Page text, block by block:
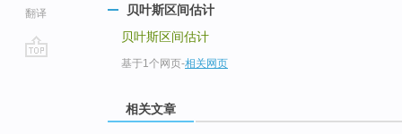
翻译
贝叶斯区间估计
贝叶斯区间估计
基于1个网页-相关网页
相关文章